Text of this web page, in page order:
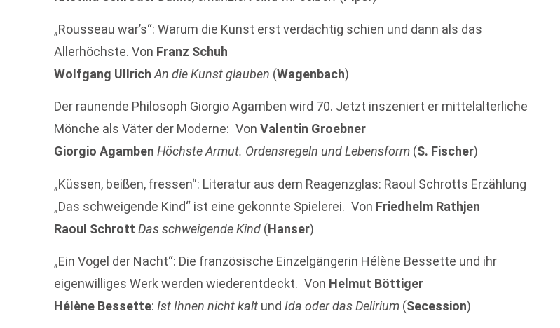
„Rousseau war’s“: Warum die Kunst erst verdächtig schien und dann als das
Allerhöchste. Von Franz Schuh
Wolfgang Ullrich An die Kunst glauben (Wagenbach)
Der raunende Philosoph Giorgio Agamben wird 70. Jetzt inszeniert er mittelalterliche
Mönche als Väter der Moderne: VonValentin Groebner
Giorgio Agamben Höchste Armut. Ordensregeln und Lebensform (S. Fischer)
„Küssen, beißen, fressen“: Literatur aus dem Reagenzglas: Raoul Schrotts Erzählung
„Das schweigende Kind“ ist eine gekonnte Spielerei. Von Friedhelm Rathjen
Raoul Schrott Das schweigende Kind (Hanser)
„Ein Vogel der Nacht“: Die französische Einzelgängerin Hélène Bessette und ihr
eigenwilliges Werk werden wiederentdeckt. Von Helmut Böttiger
Hélène Bessette: Ist Ihnen nicht kalt und Ida oder das Delirium (Secession)